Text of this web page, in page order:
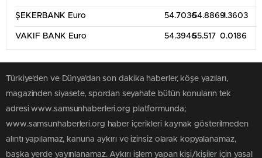
ŞEKERBANK Euro 54.703654.8869-1.3603
VAKIF BANK Euro 54.394655.517 0.0186
Türkiye'den ve Dünya’dan son dakika haberler, köşe yazıları,
magazinden siyasete, spordan seyahate bütün konuların tek
adresi www.samsunhaberleri.org platformunda;
www.samsunhaberleri.org haber içerikleri kaynak gösterilmeden
alıntı yapılamaz, kanuna aykırı ve izinsiz olarak kopyalanamaz,
başka yerde yayınlanamaz. Aykırı işlem yapan kişi/kişiler için yasal